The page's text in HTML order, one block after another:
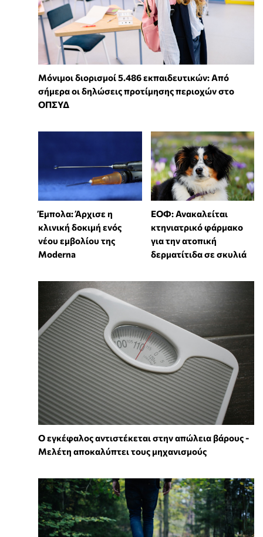
Μόνιμοι διορισμοί 5.486 εκπαιδευτικών: Από
σήμερα οι δηλώσεις προτίμησης περιοχών στο
ΟΠΣΥΔ
Έμπολα: Άρχισε η
κλινική δοκιμή ενός
νέου εμβολίου της
Moderna
ΕΟΦ: Ανακαλείται
κτηνιατρικό φάρμακο
για την ατοπική
δερματίτιδα σε σκυλιά
Ο εγκέφαλος αντιστέκεται στην απώλεια βάρους -
Μελέτη αποκαλύπτει τους μηχανισμούς